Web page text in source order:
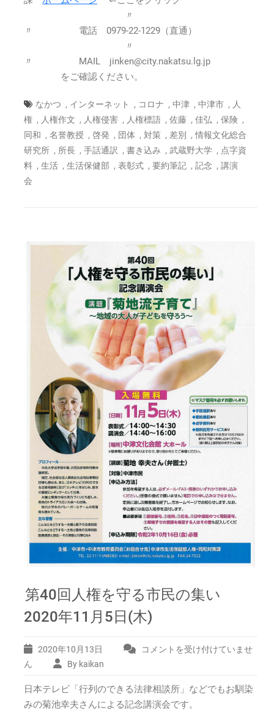
〃
〃 電話 0979-22-1229（直通）
〃
〃 MAIL jinken@city.nakatsu.lg.jp
をご確認ください。
なかつ , インターネット , コロナ , 中津 , 中津市 , 人
権 , 人権作文 , 人権侵害 , 人権標語 , 佐藤 , 佳弘 , 保険 ,
同和 , 名誉教授 , 啓発 , 団体 , 対策 , 差別 ,情報文化総合
研究所 , 所長 , 手話通訳 , 書き込み , 武蔵野大学 , 点字資
料 , 生活 , 生活保健部 , 表彰式 , 要約筆記 , 記念 , 講演
会
第40回人権を守る市民の集い
2020年11月5日(木)
2020年10月13日
第
人
権
コメントを受け付けていませ
ん
By kaikan
日本テレビ「行列のできる法律相談所」などでもお馴染
みの菊池幸夫さんによる記念講演会です。